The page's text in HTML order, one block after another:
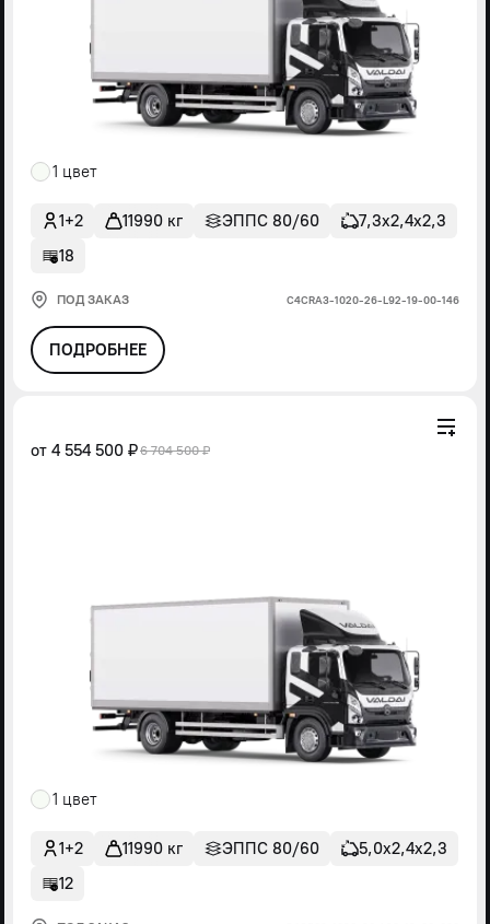
1 цвет
1+2 11990 кг ЭППС 80/60
7,3х2,4х2,3
18
ПОД ЗАКАЗ С4СRА3-1020-26-L92-19-00-146
ПОДРОБНЕЕ
от 4 554 500 ₽6 704 500 ₽
1 цвет
1+2 11990 кг ЭППС 80/60
5,0х2,4х2,3
12